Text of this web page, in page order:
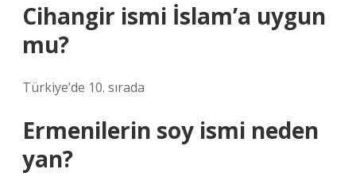
Cihangir ismi İslam’a uygun
mu?
Türkiye’de 10. sırada
Ermenilerin soy ismi neden
yan?